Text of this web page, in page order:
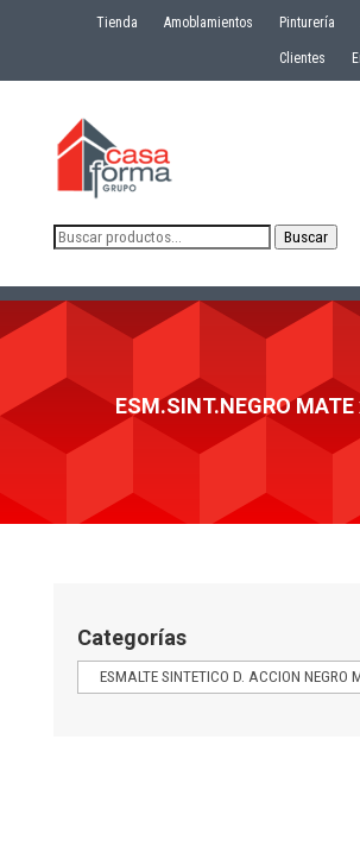
Tienda Amoblamientos Pinturería
Clientes
Buscar
Buscar
ESM.SINT.NEGRO
Categorías